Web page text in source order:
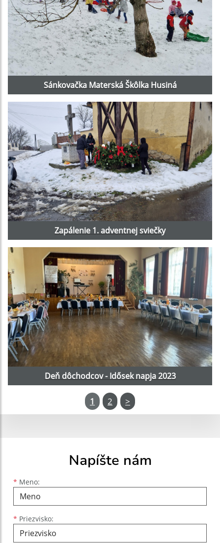
Sánkovačka Materská Škôlka Husiná
Zapálenie 1. adventnej sviečky
Deň dôchodcov - Idősek napja 2023
1 2 >
Napíšte nám
* Meno:
Meno
* Priezvisko:
Priezvisko
E-mailová adresa